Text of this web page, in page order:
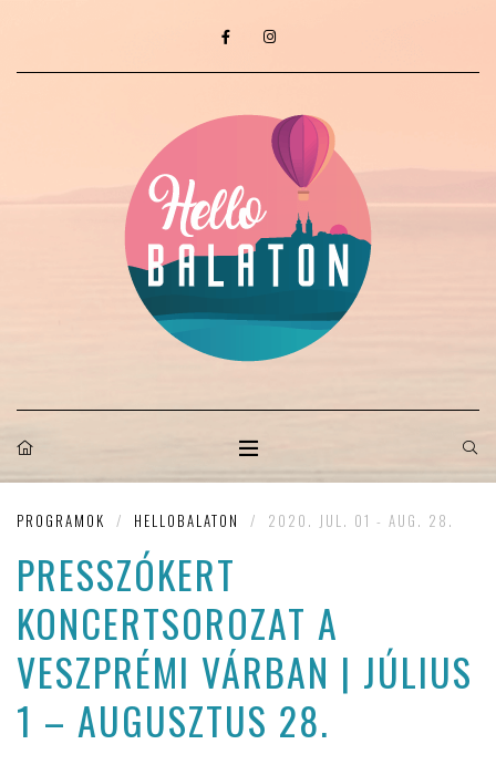
PROGRAMOK / HELLOBALATON / 2020. JUL. 01 - AUG. 28.
PRESSZÓKERT
KONCERTSOROZAT A
VESZPRÉMI VÁRBAN | JÚLIUS
1 – AUGUSZTUS 28.